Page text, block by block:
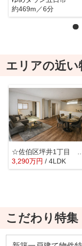
約469m／6分
エリアの近い
3,290万円 / 4LDK
こだわり特集